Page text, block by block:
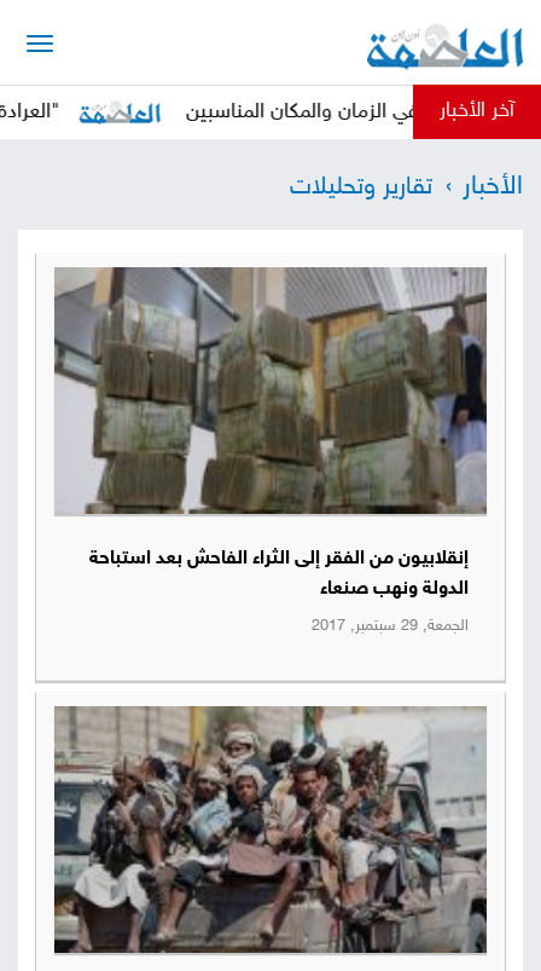
الرئيسية
محلية
تقارير
وتحليلات
حقوق
وحريات
سوشيال
كتابات
فيديوهات
نحن
إتصل
بنا
البحث
آخر الأخبار
في الزمان والمكان المناسبين "العرادة" يدعو
الأخبار تقارير وتحليلات
إنقلابيون من الفقر إلى الثراء الفاحش بعد استباحة
الدولة ونهب صنعاء
الجمعة, 29 سبتمبر, 2017